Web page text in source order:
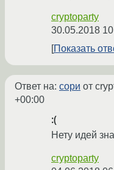
cryptoparty
30.05.2018
Показать
Ответ на: сори от
+00:00
:(
Нету идей
cryptoparty